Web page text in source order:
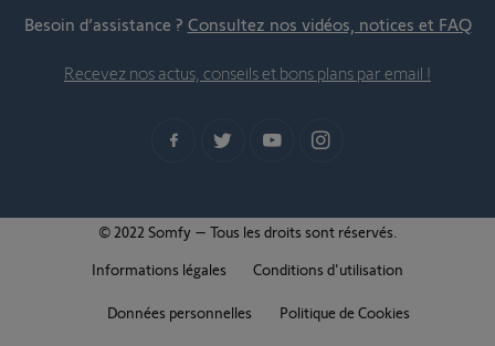
Besoin d’assistance ? Consultez nos vidéos, notices et FAQ
Recevez nos actus, conseils et bons plans par email !
© 2022 Somfy – Tous les droits sont réservés.
Informations légales
Conditions d'utilisation
Données personnelles Politique de Cookies